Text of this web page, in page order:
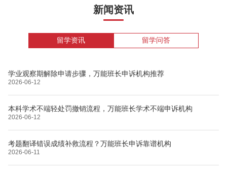
新闻资讯
留学资讯 留学问答
学业观察期解除申请步骤，万能班长申诉机构推荐
2026-06-12
本科学术不端轻处罚撤销流程，万能班长学术不端申诉机构
2026-06-12
考题翻译错误成绩补救流程？万能班长申诉靠谱机构
2026-06-11